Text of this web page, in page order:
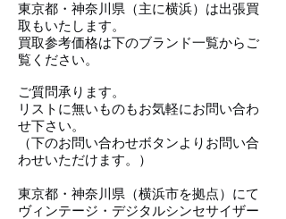
東京都・神奈川県（主に横浜）は出張買
取もいたします。
買取参考価格は下のブランド一覧からご
覧ください。
ご質問承ります。
リストに無いものもお気軽にお問い合わ
せ下さい。
（下のお問い合わせボタンよりお問い合
わせいただけます。）
東京都・神奈川県（横浜市を拠点）にて
ヴィンテージ・デジタルシンセサイザー